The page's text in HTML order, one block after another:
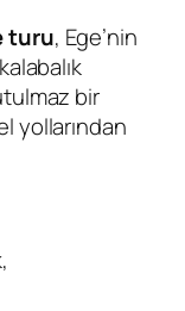
turu, Ege’nin
bir
yollarından